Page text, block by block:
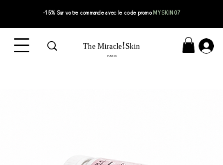
-15% Sur votrecommandeavec le code promoMYSKIN07
The Miracle!Skin
PARIS